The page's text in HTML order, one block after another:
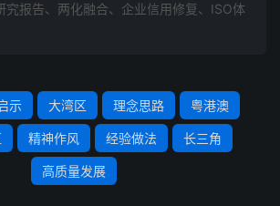
究报告、两化融合、企业信用修复、ISO体
示 大湾区 理念思路 粤港澳
精神作风 经验做法 长三角
高质量发展